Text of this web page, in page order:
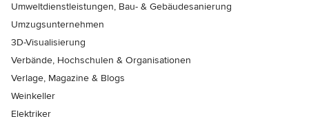
Umweltdienstleistungen, Bau- & Gebäudesanierung
Umzugsunternehmen
3D-Visualisierung
Verbände, Hochschulen & Organisationen
Verlage, Magazine & Blogs
Weinkeller
Elektriker